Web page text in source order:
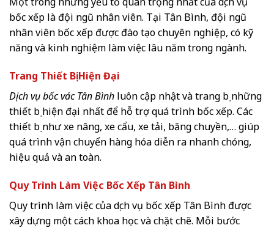
bốc xếp là đội ngũ nhân viên. Tại Tân Bình, đội ngũ
nhân viên bốc xếp được đào tạo chuyên nghiệp, có kỹ
năng và kinh nghiệm làm việc lâu năm trong ngành.
Trang Thiết Bị Hiện Đại
Dịch vụ bốc vác Tân Bình luôn cập nhật và trang bị những
thiết bị hiện đại nhất để hỗ trợ quá trình bốc xếp. Các
thiết bị như xe nâng, xe cẩu, xe tải, băng chuyền,… giúp
quá trình vận chuyển hàng hóa diễn ra nhanh chóng,
hiệu quả và an toàn.
Quy Trình Làm Việc Bốc Xếp Tân Bình
Quy trình làm việc của dịch vụ bốc xếp Tân Bình được
xây dựng một cách khoa học và chặt chẽ. Mỗi bước